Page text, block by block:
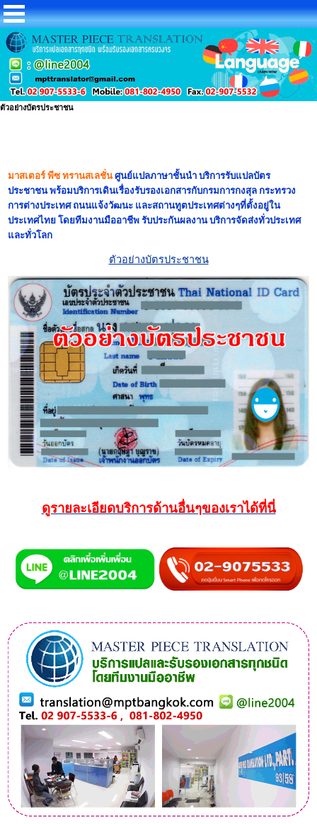
ตัวอย่างบัตรประชาชน
มาสเตอร์ พีซ ทรานสเลชั่นศูนย์แปลภาษาชั้นนำ บริการรับแปลบัตร
ประชาชน พร้อมบริการเดินเรื่องรับรองเอกสารกับกรมการกงสุล กระทรวง
การต่างประเทศ ถนนแจ้งวัฒนะ และสถานทูตประเทศต่างๆที่ตั้งอยู่ใน
ประเทศไทย โดยทีมงานมืออาชีพ รับประกันผลงาน บริการจัดส่งทั่วประเทศ
และทั่วโลก
ตัวอย่างบัตรประชาชน
ดูรายละเอียดบริการด้านอื่นๆของเราได้ที่นี่